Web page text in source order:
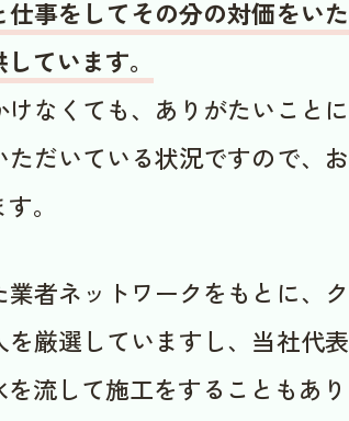
仕事をしてその分の対価をい
ています。
なくても、ありがたいこと
だいている状況ですので、
。
者ネットワークをもとに、
を厳選していますし、当社代
流して施工をすることもあり